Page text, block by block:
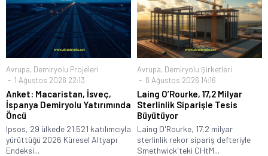
Avrupa, Demiryolu Projeleri
1 Ağustos 2026 22:13
Anket: Macaristan, İsveç,
İspanya Demiryolu Yatırımında
Öncü
Ipsos, 29 ülkede 21.521 katılımcıyla
yürüttüğü 2026 Küresel Altyapı
Endeksi...
Avrupa, Demiryolu Şirketleri
6 Ağustos 2026 14:16
Laing O’Rourke, 17,2 Milyar
Sterlinlik Siparişle Tesis
Büyütüyor
Laing O'Rourke, 17,2 milyar
sterlinlik rekor sipariş defteriyle
Smethwick'teki CHtM...